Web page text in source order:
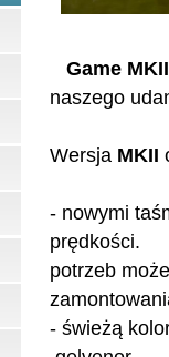
Game MKII
naszego
Wersja MKII
- nowymi
potrzeb
- świeżą